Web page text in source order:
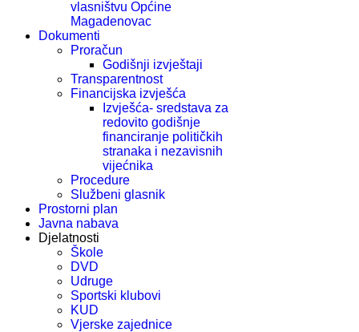
vlasništvu Općine
Magadenovac
Dokumenti
Proračun
Godišnji izvještaji
Transparentnost
Financijska izvješća
Izvješća- sredstava za
redovito godišnje
financiranje političkih
stranaka i nezavisnih
vijećnika
Procedure
Službeni glasnik
Prostorni plan
Javna nabava
Djelatnosti
Škole
DVD
Udruge
Sportski klubovi
KUD
Vjerske zajednice